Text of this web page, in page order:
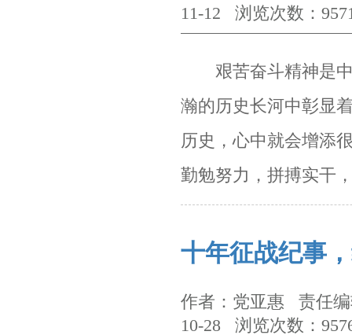
11-12 浏览次数：
艰苦奋斗精神是中
瀚的历史长河中彰显
历史，心中就会增添
勤勉努力，拼搏实干
十年征战纪事
作者：党亚惠 责任
10-28 浏览次数：